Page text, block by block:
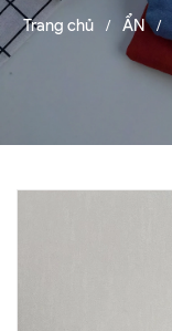
Trang chủ / ẨN /